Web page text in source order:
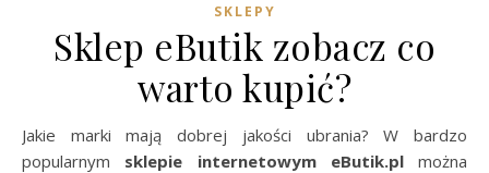
SKLEPY
Sklep eButik zobacz co
warto kupić?
Jakie marki mają dobrej jakości ubrania? W bardzo
popularnym sklepie internetowym eButik.plmożna